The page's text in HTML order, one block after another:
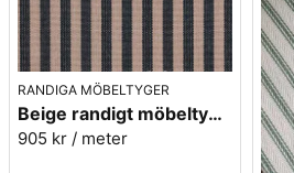
RANDIGA MÖBELTYGER
Beige randigt möbeltyg - Lill rand nr.391
905 kr / meter